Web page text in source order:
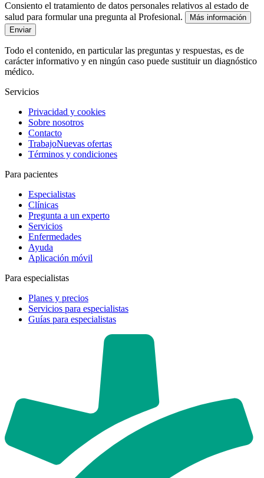
Consiento el tratamiento de datos personales relativos al estado de
salud para formular una pregunta al Profesional.
Más información
Enviar
Todo el contenido, en particular las preguntas y respuestas, es de
carácter informativo y en ningún caso puede sustituir un diagnóstico
médico.
Servicios
Privacidad y cookies
Sobre nosotros
Contacto
TrabajoNuevas ofertas
Términos y condiciones
Para pacientes
Especialistas
Clínicas
Pregunta a un experto
Servicios
Enfermedades
Ayuda
Aplicación móvil
Para especialistas
Planes y precios
Servicios para especialistas
Guías para especialistas